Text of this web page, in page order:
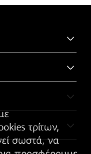
τρίτων,
σωστά, να